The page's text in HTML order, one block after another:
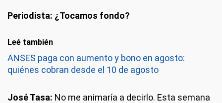
Periodista: ¿Tocamos fondo?
Leé también
ANSES paga con aumento y bono en agosto:
quiénes cobran desde el 10 de agosto
José Tasa: No me animaría a decirlo. Esta semana